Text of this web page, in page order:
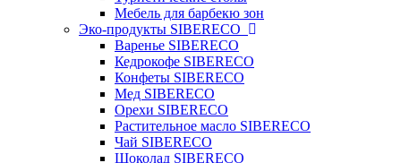
Мебель для барбекю зон
Эко-продукты SIBERECO
Варенье SIBERECO
Кедрокофе SIBERECO
Конфеты SIBERECO
Мед SIBERECO
Орехи SIBERECO
Растительное масло SIBERECO
Чай SIBERECO
Шоколад SIBERECO